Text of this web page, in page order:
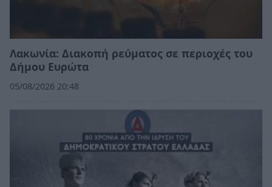
Λακωνία: Διακοπή ρεύματος σε περιοχές του
Δήμου Ευρώτα
05/08/2026 20:48